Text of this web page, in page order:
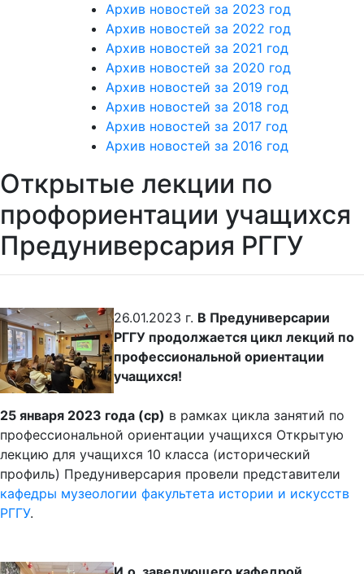
Архив новостей за 2023 год
Архив новостей за 2022 год
Архив новостей за 2021 год
Архив новостей за 2020 год
Архив новостей за 2019 год
Архив новостей за 2018 год
Архив новостей за 2017 год
Архив новостей за 2016 год
Открытые лекции по
профориентации учащихся
Предуниверсария РГГУ
26.01.2023 г. В Предуниверсарии
РГГУ продолжается цикл лекций по
профессиональной ориентации
учащихся!
25 января 2023 года (ср) в рамках цикла занятий по
профессиональной ориентации учащихся Открытую
лекцию для учащихся 10 класса (исторический
профиль) Предуниверсария провели представители
кафедры музеологии факультета истории и искусств
РГГУ.